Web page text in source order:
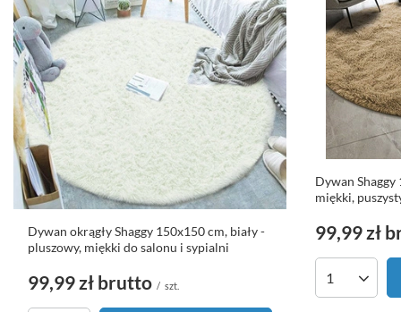
Dywan okrągły Shaggy 150x150 cm, biały -
pluszowy, miękki do salonu i sypialni
99,99 zł brutto / szt.
Dywan
miękki,
99,99 zł
Ilość